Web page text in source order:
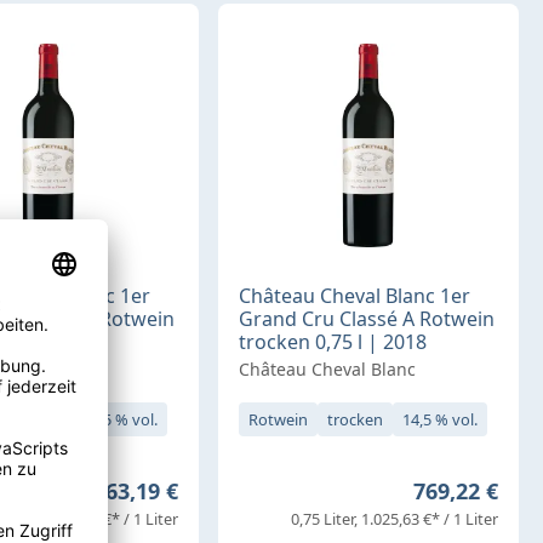
Blanc 1er
Classé A Rotwein
l | 2017
Blanc
13,5 % vol.
Regulärer Preis:
663,19 €
Liter 884,25 €* / 1 Liter
Château Cheval Blanc 1er
Grand Cru Classé A Rotwein
trocken 0,75 l | 2018
Château Cheval Blanc
Rotwein trocken 14,5 % vol.
Regulärer
769,22 €
0,75 Liter 1.025,63 €* / 1 Liter